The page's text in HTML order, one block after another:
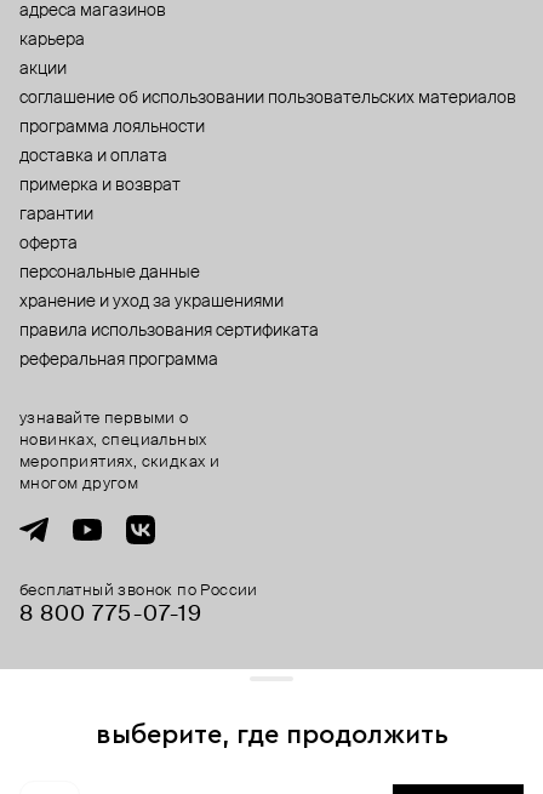
адреса магазинов
карьера
акции
cоглашение об использовании пользовательских материалов
программа лояльности
доставка и оплата
примерка и возврат
гарантии
оферта
персональные данные
хранение и уход за украшениями
правила использования сертификата
реферальная программа
бесплатный звонок по России
8 800 775⁠-07⁠-19
узнавайте первыми о
новинках, специальных
мероприятиях, скидках и
многом другом
выберите, где продолжить